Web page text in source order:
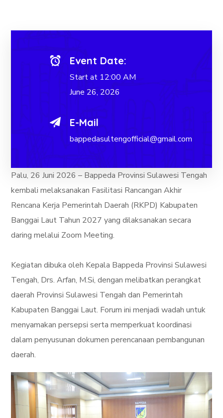
Event Date:
Start at 12:00 AM
June 26, 2026
E-Mail
bappedasultengofficial@gmail.com
Palu, 26 Juni 2026 – Bappeda Provinsi Sulawesi Tengah
kembali melaksanakan Fasilitasi Rancangan Akhir
Rencana Kerja Pemerintah Daerah (RKPD) Kabupaten
Banggai Laut Tahun 2027 yang dilaksanakan secara
daring melalui Zoom Meeting.
Kegiatan dibuka oleh Kepala Bappeda Provinsi Sulawesi
Tengah, Drs. Arfan, M.Si, dengan melibatkan perangkat
daerah Provinsi Sulawesi Tengah dan Pemerintah
Kabupaten Banggai Laut. Forum ini menjadi wadah untuk
menyamakan persepsi serta memperkuat koordinasi
dalam penyusunan dokumen perencanaan pembangunan
daerah.